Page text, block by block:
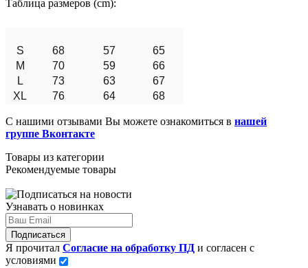
Таблица размеров (cm):
S 68 57
65
M
70 59
66
L
73 63
67
XL
76 64 68
С нашими отзывами Вы можете ознакомиться в нашей
группе Вконтакте
Товары из категории
Рекомендуемые товары
Узнавать о новинках
Подписаться
Я прочитал Согласие на обработку ПД и согласен с
условиями